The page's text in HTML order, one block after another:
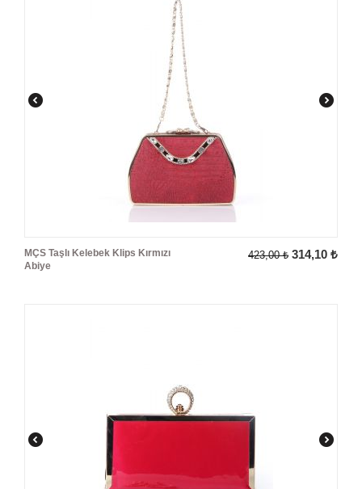
MÇS Taşlı Kelebek Klips Kırmızı
Abiye
423,00 ₺ 314,10 ₺